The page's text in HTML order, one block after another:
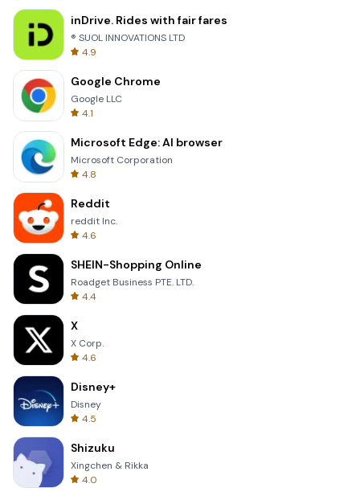
inDrive. Rides with fair fares
® SUOL INNOVATIONS LTD
4.9
Google Chrome
Google LLC
4.1
Microsoft Edge: AI browser
Microsoft Corporation
4.8
Reddit
reddit Inc.
4.6
SHEIN-Shopping Online
Roadget Business PTE. LTD.
4.4
X
X Corp.
4.6
Disney+
Disney
4.5
Shizuku
Xingchen & Rikka
4.0